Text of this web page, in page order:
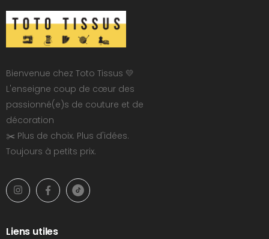
Bienvenue chez Toto Tissus 💛
L'enseigne coup de cœur des
passionné(e)s de couture et de
décoration
✂️ Plus de choix. Plus d'idées.
Toujours à petits prix.
Liens utiles